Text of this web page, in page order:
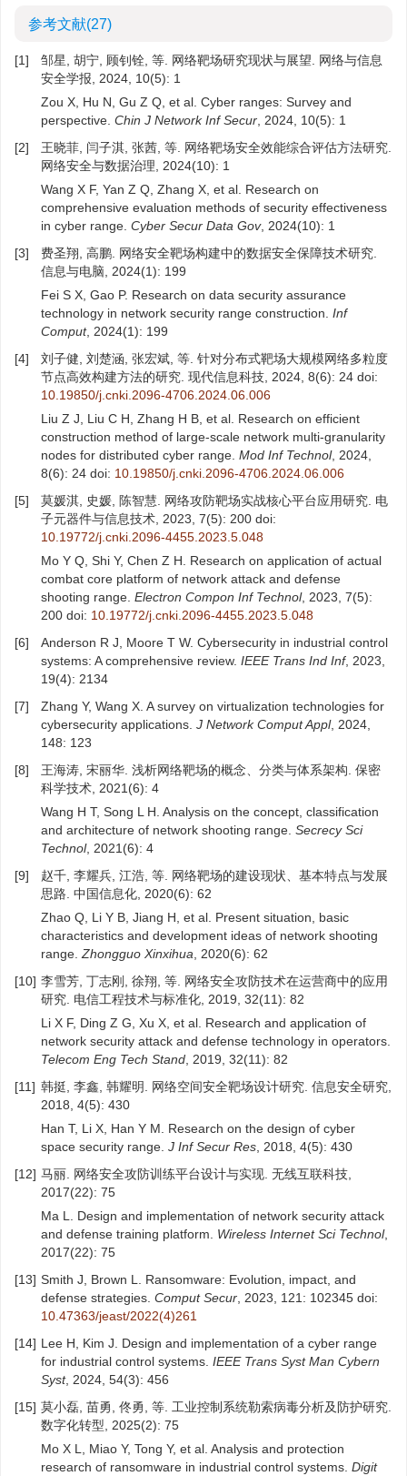
参考文献(27)
[1]
邹星, 胡宁, 顾钊铨, 等. 网络靶场研究现状与展望. 网络与信息
安全学报, 2024, 10(5): 1
Zou X, Hu N, Gu Z Q, et al. Cyber ranges: Survey and
perspective. Chin J Network Inf Secur , 2024, 10(5): 1
[2]
王晓菲, 闫子淇, 张茜, 等. 网络靶场安全效能综合评估方法研究.
网络安全与数据治理, 2024(10): 1
Wang X F, Yan Z Q, Zhang X, et al. Research on
comprehensive evaluation methods of security effectiveness
in cyber range. Cyber Secur Data Gov, 2024(10): 1
[3]
费圣翔, 高鹏. 网络安全靶场构建中的数据安全保障技术研究.
信息与电脑, 2024(1): 199
Fei S X, Gao P. Research on data security assurance
technology in network security range construction. Inf
Comput, 2024(1): 199
[4]
刘子健, 刘楚涵, 张宏斌, 等. 针对分布式靶场大规模网络多粒度
节点高效构建方法的研究. 现代信息科技, 2024, 8(6): 24 doi:
10.19850/j.cnki.2096-4706.2024.06.006
Liu Z J, Liu C H, Zhang H B, et al. Research on efficient
construction method of large-scale network multi-granularity
nodes for distributed cyber range. Mod Inf Technol, 2024,
8(6): 24 doi: 10.19850/j.cnki.2096-4706.2024.06.006
[5]
莫媛淇, 史媛, 陈智慧. 网络攻防靶场实战核心平台应用研究. 电
子元器件与信息技术, 2023, 7(5): 200 doi:
10.19772/j.cnki.2096-4455.2023.5.048
Mo Y Q, Shi Y, Chen Z H. Research on application of actual
combat core platform of network attack and defense
shooting range. Electron Compon Inf Technol, 2023, 7(5):
200 doi: 10.19772/j.cnki.2096-4455.2023.5.048
[6]
Anderson R J, Moore T W. Cybersecurity in industrial control
systems: A comprehensive review. IEEE Trans Ind Inf, 2023,
19(4): 2134
[7]
Zhang Y, Wang X. A survey on virtualization technologies for
cybersecurity applications. J Network Comput Appl, 2024,
148: 123
[8]
王海涛, 宋丽华. 浅析网络靶场的概念、分类与体系架构. 保密
科学技术, 2021(6): 4
Wang H T, Song L H. Analysis on the concept, classification
and architecture of network shooting range. Secrecy Sci
Technol, 2021(6): 4
[9]
赵千, 李耀兵, 江浩, 等. 网络靶场的建设现状、基本特点与发展
思路. 中国信息化, 2020(6): 62
Zhao Q, Li Y B, Jiang H, et al. Present situation, basic
characteristics and development ideas of network shooting
range. Zhongguo Xinxihua , 2020(6): 62
[10] 李雪芳, 丁志刚, 徐翔, 等. 网络安全攻防技术在运营商中的应用
研究. 电信工程技术与标准化, 2019, 32(11): 82
Li X F, Ding Z G, Xu X, et al. Research and application of
network security attack and defense technology in operators.
Telecom Eng Tech Stand , 2019, 32(11): 82
[11] 韩挺, 李鑫, 韩耀明. 网络空间安全靶场设计研究. 信息安全研究,
2018, 4(5): 430
Han T, Li X, Han Y M. Research on the design of cyber
space security range. J Inf Secur Res , 2018, 4(5): 430
[12] 马丽. 网络安全攻防训练平台设计与实现. 无线互联科技,
2017(22): 75
Ma L. Design and implementation of network security attack
and defense training platform. Wireless Internet Sci Technol,
2017(22): 75
[13] Smith J, Brown L. Ransomware: Evolution, impact, and
defense strategies. Comput Secur , 2023, 121: 102345 doi:
10.47363/jeast/2022(4)261
[14] Lee H, Kim J. Design and implementation of a cyber range
for industrial control systems. IEEE Trans Syst Man Cybern
Syst, 2024, 54(3): 456
[15] 莫小磊, 苗勇, 佟勇, 等. 工业控制系统勒索病毒分析及防护研究.
数字化转型, 2025(2): 75
Mo X L, Miao Y, Tong Y, et al. Analysis and protection
research of ransomware in industrial control systems. Digit